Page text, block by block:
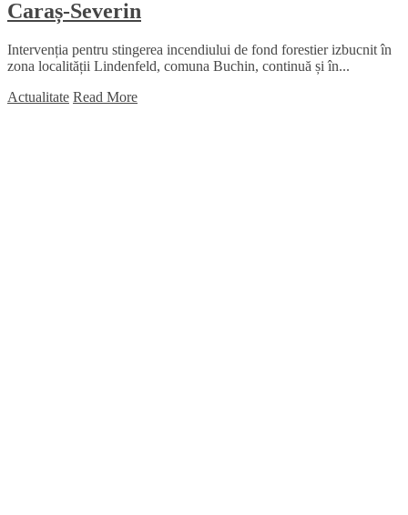
Caraș-Severin
Intervenția pentru stingerea incendiului de fond forestier izbucnit în
zona localității Lindenfeld, comuna Buchin, continuă și în...
Actualitate Read More